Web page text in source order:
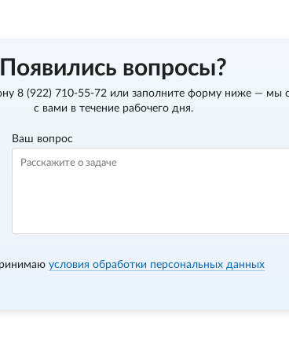
Появились вопросы?
8 (922) 710-55-72или заполните форму ниже — мы
с вами в течение рабочего дня.
Ваш вопрос
условия обработки персональных данных